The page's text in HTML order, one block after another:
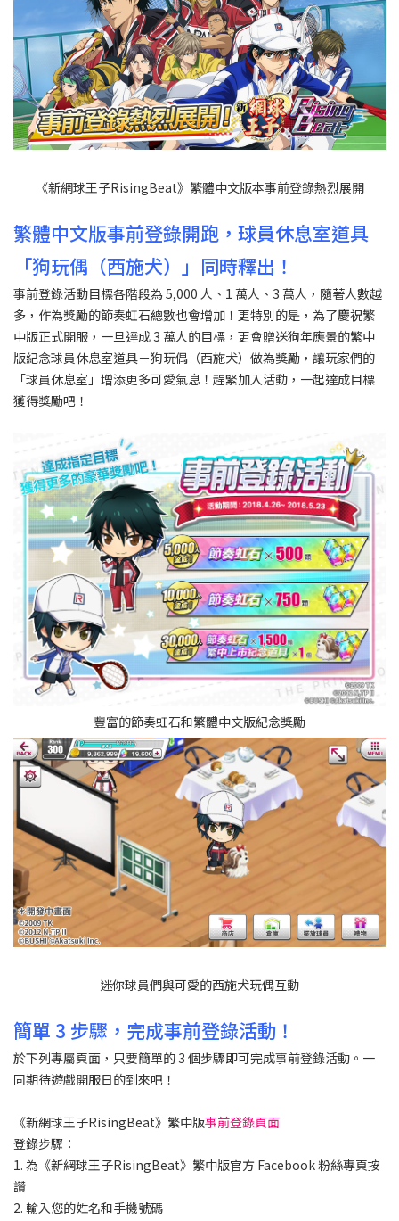
《新網球王子RisingBeat》繁體中文版本事前登錄熱烈展開
繁體中文版事前登錄開跑，球員休息室道具
「狗玩偶（西施犬）」同時釋出！
事前登錄活動目標各階段為 5,000 人、1 萬人、3 萬人，隨著人數越
多，作為獎勵的節奏虹石總數也會增加！更特別的是，為了慶祝繁
中版正式開服，一旦達成 3 萬人的目標，更會贈送狗年應景的繁中
版紀念球員休息室道具－狗玩偶（西施犬）做為獎勵，讓玩家們的
「球員休息室」增添更多可愛氣息！趕緊加入活動，一起達成目標
獲得獎勵吧！
豐富的節奏虹石和繁體中文版紀念獎勵
迷你球員們與可愛的西施犬玩偶互動
簡單 3 步驟，完成事前登錄活動！
於下列專屬頁面，只要簡單的 3 個步驟即可完成事前登錄活動。一
同期待遊戲開服日的到來吧！
《新網球王子RisingBeat》繁中版事前登錄頁面
登錄步驟：
1. 為《新網球王子RisingBeat》繁中版官方 Facebook 粉絲專頁按
讚
2. 輸入您的姓名和手機號碼